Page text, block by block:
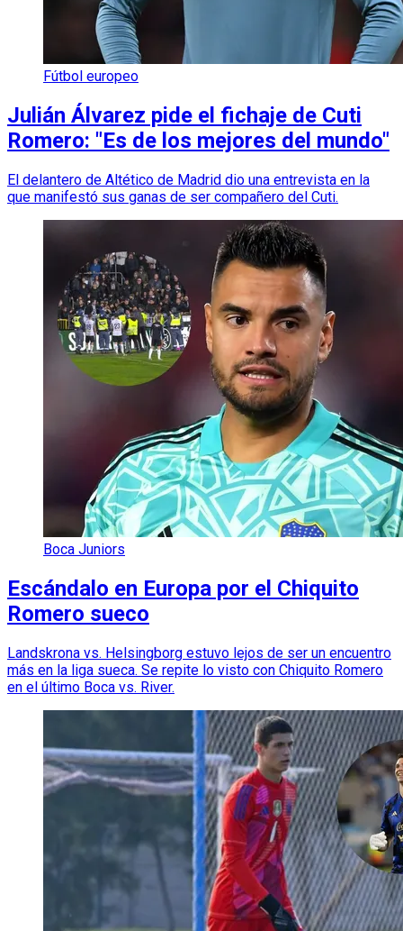
Fútbol europeo
Julián Álvarez pide el fichaje de Cuti
Romero: "Es de los mejores del mundo"
El delantero de Altético de Madrid dio una entrevista en la
que manifestó sus ganas de ser compañero del Cuti.
Boca Juniors
Escándalo en Europa por el Chiquito
Romero sueco
Landskrona vs. Helsingborg estuvo lejos de ser un encuentro
más en la liga sueca. Se repite lo visto con Chiquito Romero
en el último Boca vs. River.